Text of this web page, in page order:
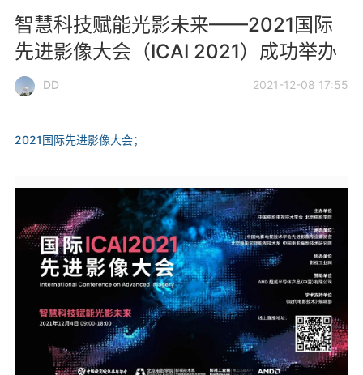
智慧科技赋能光影未来——2021国际
先进影像大会（ICAI 2021）成功举办
DD 2021-12-08 17:55
2021国际先进影像大会；